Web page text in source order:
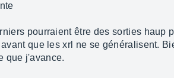
pourraient être des sorties
que les xrl ne se généralisent.
que j'avance.